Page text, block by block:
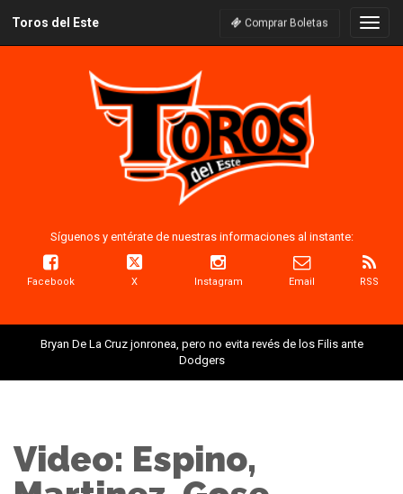
Toros del Este Comprar Boletas
Síguenos y entérate de nuestras informaciones al instante:
Facebook X Instagram Email RSS
Bryan De La Cruz jonronea, pero no evita revés de los Filis ante
Dodgers
Video: Espino,